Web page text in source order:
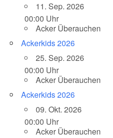
11. Sep. 2026
00:00 Uhr
Acker Überauchen
Ackerkids 2026
25. Sep. 2026
00:00 Uhr
Acker Überauchen
Ackerkids 2026
09. Okt. 2026
00:00 Uhr
Acker Überauchen